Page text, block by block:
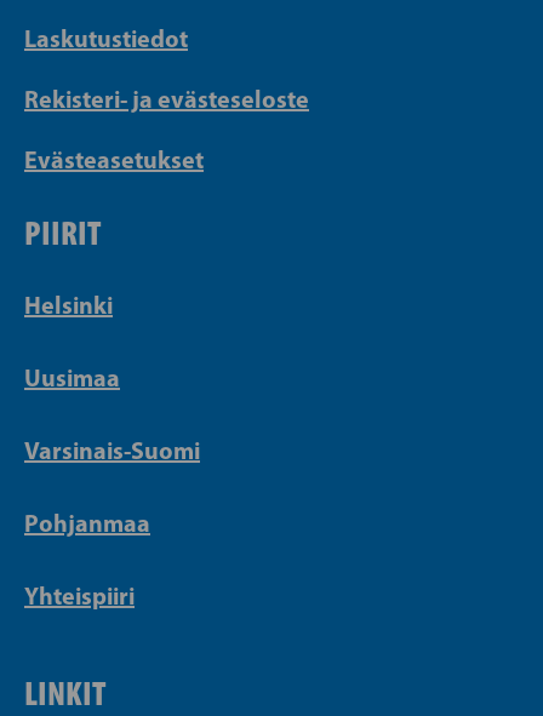
Laskutustiedot
Rekisteri- ja evästeseloste
Evästeasetukset
PIIRIT
Helsinki
Uusimaa
Varsinais-Suomi
Pohjanmaa
Yhteispiiri
LINKIT